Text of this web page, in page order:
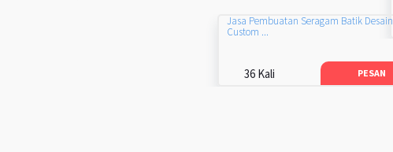
Jasa Pembuatan Seragam Batik Desain
Custom ...
36 Kali PESAN